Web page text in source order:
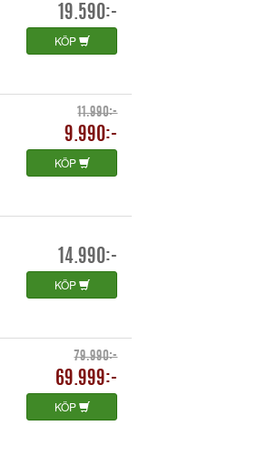
19.590:-
KÖP
11.990:-
9.990:-
KÖP
14.990:-
KÖP
79.990:-
69.999:-
KÖP